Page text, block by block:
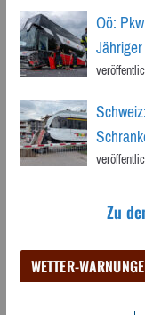
Oö:
Zu
WETTER-